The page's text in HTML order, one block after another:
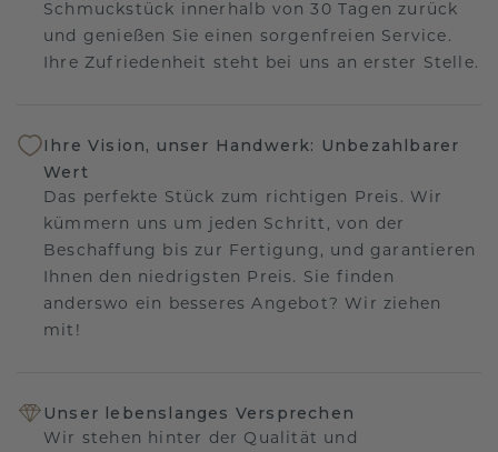
Schmuckstück innerhalb von 30 Tagen zurück
und genießen Sie einen sorgenfreien Service.
Ihre Zufriedenheit steht bei uns an erster Stelle.
Ihre Vision, unser Handwerk: Unbezahlbarer
Wert
Das perfekte Stück zum richtigen Preis. Wir
kümmern uns um jeden Schritt, von der
Beschaffung bis zur Fertigung, und garantieren
Ihnen den niedrigsten Preis. Sie finden
anderswo ein besseres Angebot? Wir ziehen
mit!
Unser lebenslanges Versprechen
Wir stehen hinter der Qualität und